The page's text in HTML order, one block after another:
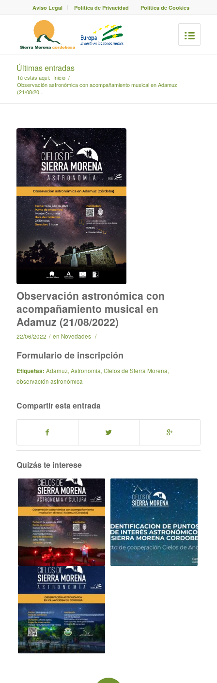
Aviso Legal Política de Privacidad Política de Cookies
Últimas entradas
Tú estás aquí: Inicio /
Observación astronómica con acompañamiento musical en Adamuz
(21/08/20...
Observación astronómica con
acompañamiento musical en
Adamuz (21/08/2022)
22/06/2022 / en Novedades /
Formulario de inscripción
Etiquetas: Adamuz,Astronomía,Cielos de Sierra Morena,
observación astronómica
Compartir esta entrada
Quizás te interese